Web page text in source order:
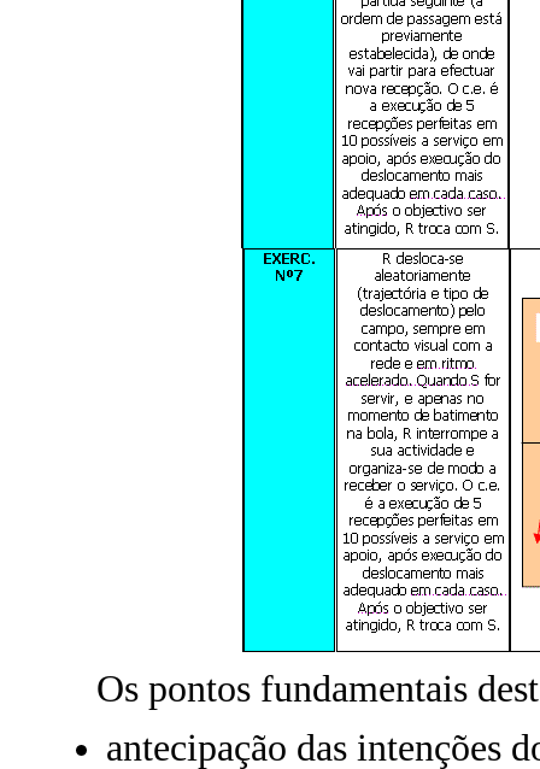
Os pontos fundamentais
antecipação das intenções